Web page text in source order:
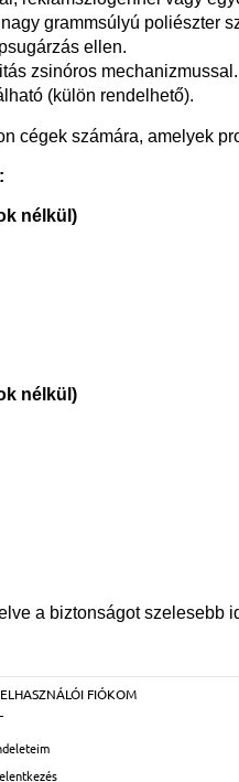
grammsúlyú poliészter
ellen.
zsinóros mechanizmussal.
(külön rendelhető).
cégek számára, amelyek
nélkül)
nélkül)
a biztonságot szelesebb
FIÓKOM